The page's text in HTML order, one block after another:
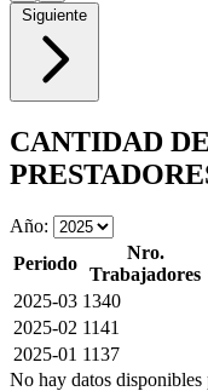
Siguiente
CANTIDAD
Año:
Periodo
Nro.
Trabajadores
2025-03 1340
2025-02 1141
2025-01 1137
No hay datos disponibles